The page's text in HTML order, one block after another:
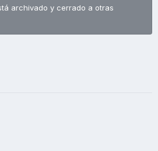
archivado y cerrado a otras